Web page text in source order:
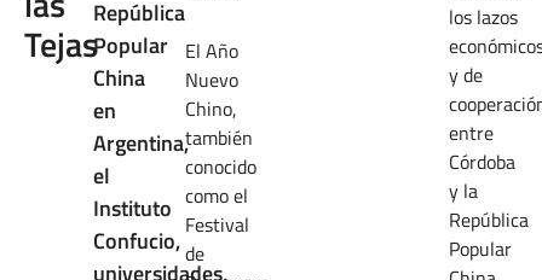
Tejas
República
Popular
China
en
Argentina,
el
Instituto
Confucio,
universidades,
El Año
Nuevo
Chino,
también
conocido
como el
Festival
de
los lazos
y de
entre
Córdoba
y la
República
Popular